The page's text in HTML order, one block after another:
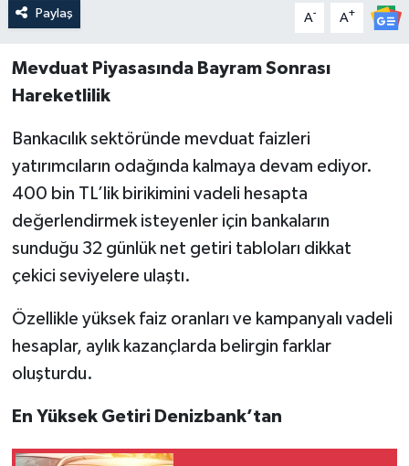
Paylaş A- A+
Mevduat Piyasasında Bayram Sonrası
Hareketlilik
Bankacılık sektöründe mevduat faizleri
yatırımcıların odağında kalmaya devam ediyor.
400 bin TL’lik birikimini vadeli hesapta
değerlendirmek isteyenler için bankaların
sunduğu 32 günlük net getiri tabloları dikkat
çekici seviyelere ulaştı.
Özellikle yüksek faiz oranları ve kampanyalı vadeli
hesaplar, aylık kazançlarda belirgin farklar
oluşturdu.
En Yüksek Getiri Denizbank’tan